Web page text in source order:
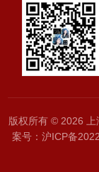
版权所有 © 2026 上
案号：沪ICP备